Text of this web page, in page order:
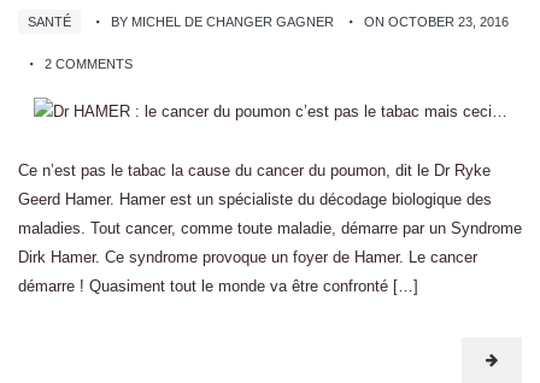
SANTÉ BY MICHEL DE CHANGER GAGNER ON OCTOBER 23, 2016
2 COMMENTS
Ce n’est pas le tabac la cause du cancer du poumon, dit le Dr Ryke
Geerd Hamer. Hamer est un spécialiste du décodage biologique des
maladies. Tout cancer, comme toute maladie, démarre par un Syndrome
Dirk Hamer. Ce syndrome provoque un foyer de Hamer. Le cancer
démarre ! Quasiment tout le monde va être confronté […]